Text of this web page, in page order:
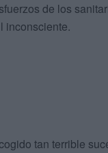
de los
inconsciente.
tan terrible